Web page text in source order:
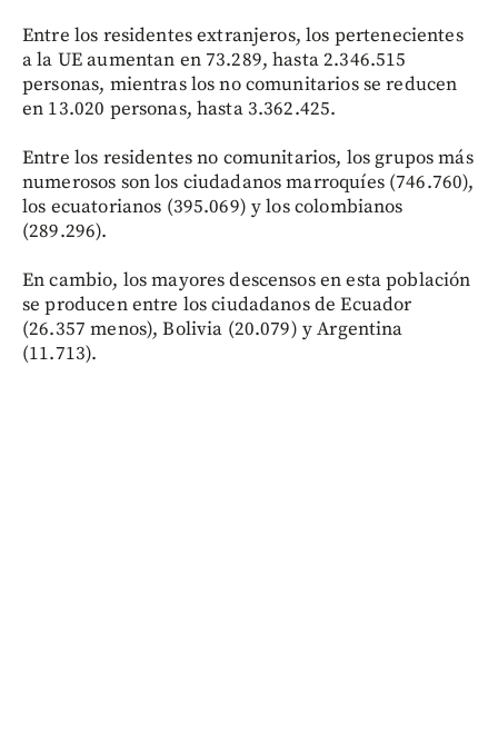
Entre los residentes extranjeros, los pertenecientes
a la UE aumentan en 73.289, hasta 2.346.515
personas, mientras los no comunitarios se reducen
en 13.020 personas, hasta 3.362.425.
Entre los residentes no comunitarios, los grupos más
numerosos son los ciudadanos marroquíes (746.760),
los ecuatorianos (395.069) y los colombianos
(289.296).
En cambio, los mayores descensos en esta población
se producen entre los ciudadanos de Ecuador
(26.357 menos), Bolivia (20.079) y Argentina
(11.713).